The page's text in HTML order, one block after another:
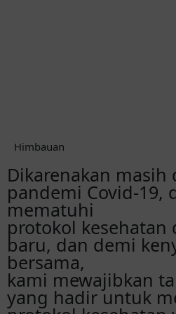
Khusnul Sekeluarga
Lailatul Fitriyah
Happy Wedding nyim,
kemudahan sampai
nanti.
Jihan Faizatun Nabilah
Masyaallaahh selamat
Himbauan
Dikarenakan masih
pandemi Covid-19,
mematuhi
protokol
baru, dan demi
bersama,
kami mewajibkan
yang hadir untuk